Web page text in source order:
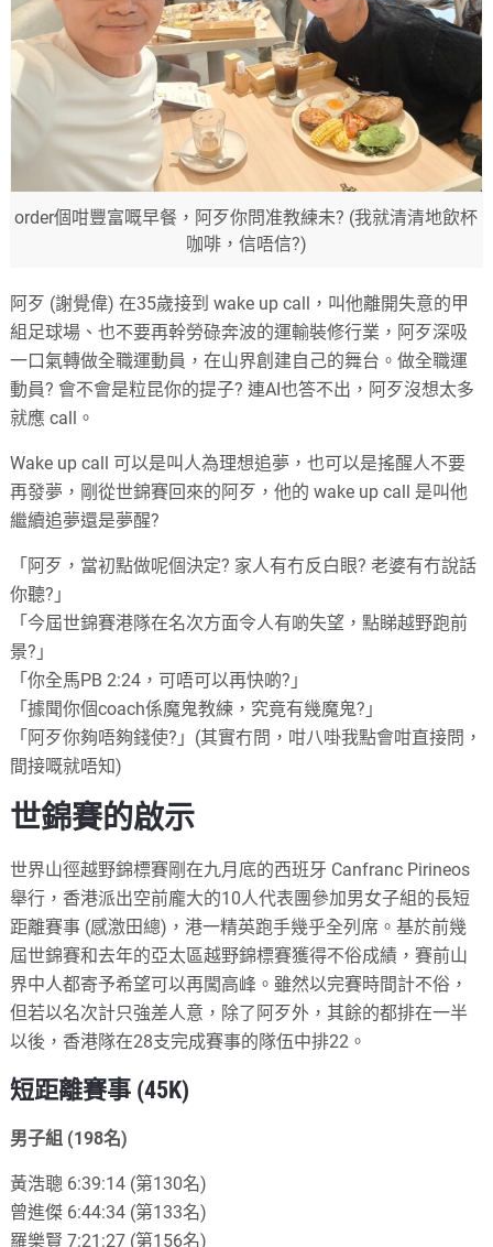
order個咁豐富嘅早餐，阿歹你問准教練未? (我就清清地飲杯
咖啡，信唔信?)
阿歹 (謝覺偉) 在35歲接到 wake up call，叫他離開失意的甲
組足球場、也不要再幹勞碌奔波的運輸裝修行業，阿歹深吸
一口氣轉做全職運動員，在山界創建自己的舞台。做全職運
動員? 會不會是粒昆你的提子? 連AI也答不出，阿歹沒想太多
就應 call。
Wake up call 可以是叫人為理想追夢，也可以是搖醒人不要
再發夢，剛從世錦賽回來的阿歹，他的 wake up call 是叫他
繼續追夢還是夢醒?
「阿歹，當初點做呢個決定? 家人有冇反白眼? 老婆有冇說話
你聽?」
「今屆世錦賽港隊在名次方面令人有啲失望，點睇越野跑前
景?」
「你全馬PB 2:24，可唔可以再快啲?」
「據聞你個coach係魔鬼教練，究竟有幾魔鬼?」
「阿歹你夠唔夠錢使?」(其實冇問，咁八啩我點會咁直接問，
間接嘅就唔知)
世錦賽的啟示
世界山徑越野錦標賽剛在九月底的西班牙 Canfranc Pirineos
舉行，香港派出空前龐大的10人代表團參加男女子組的長短
距離賽事 (感激田總)，港一精英跑手幾乎全列席。基於前幾
屆世錦賽和去年的亞太區越野錦標賽獲得不俗成績，賽前山
界中人都寄予希望可以再闖高峰。雖然以完賽時間計不俗，
但若以名次計只強差人意，除了阿歹外，其餘的都排在一半
以後，香港隊在28支完成賽事的隊伍中排22。
短距離賽事 (45K)
男子組 (198名)
黃浩聰 6:39:14 (第130名)
曾進傑 6:44:34 (第133名)
羅樂賢 7:21:27 (第156名)